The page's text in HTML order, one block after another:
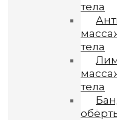
тела
тела
тела